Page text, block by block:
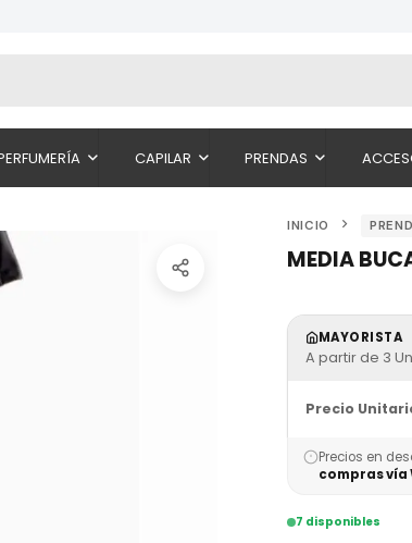
CAPILAR PRENDAS
INICIO
MEDIA
MAYORISTA
A partir de 3
Precio
Precios en
compras vía
7 disponibles